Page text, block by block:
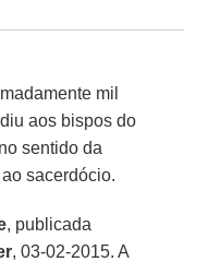
mil
aos bispos do
sentido da
sacerdócio.
, publicada
, 03-02-2015. A